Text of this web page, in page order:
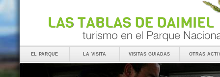
el parque la visita visitas guiadas otras